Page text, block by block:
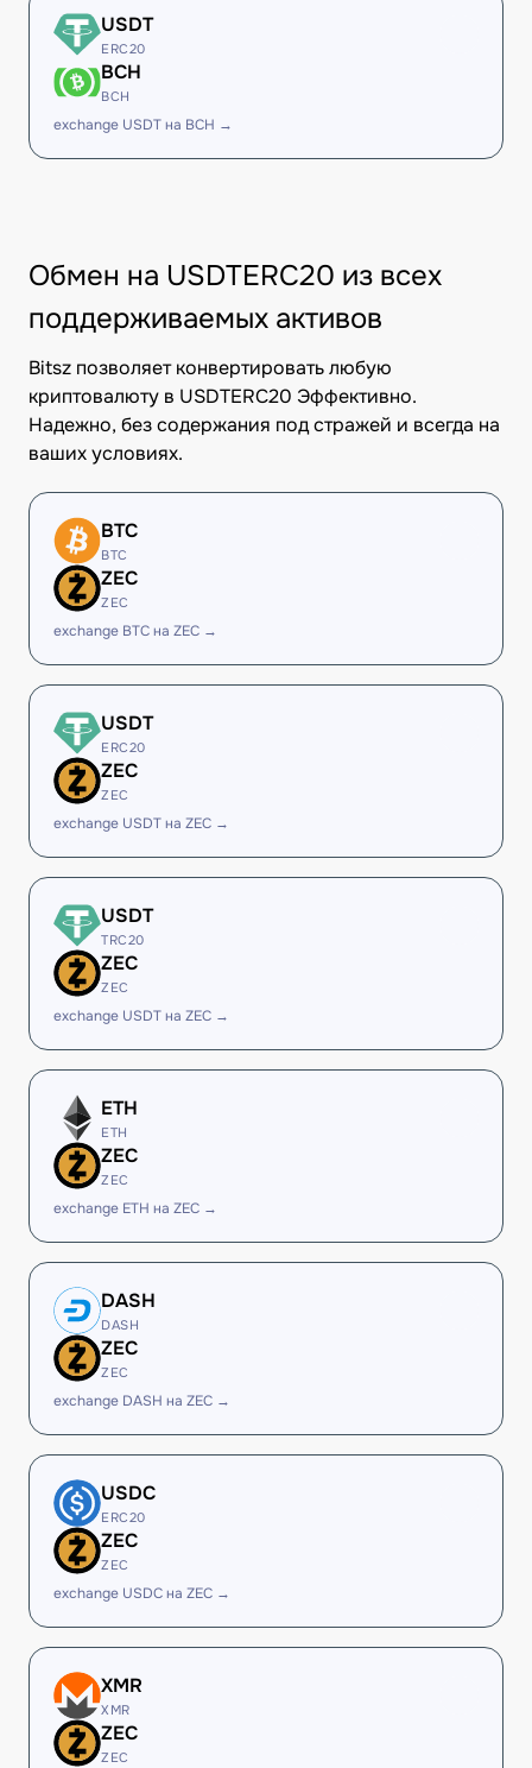
USDT
ERC20
BCH
BCH
exchange USDT на BCH →
Обмен на USDTERC20 из всех
поддерживаемых активов
Bitsz позволяет конвертировать любую
криптовалюту в USDTERC20 Эффективно.
Надежно, без содержания под стражей и всегда на
ваших условиях.
BTC
BTC
ZEC
ZEC
exchange BTC на ZEC →
USDT
ERC20
ZEC
ZEC
exchange USDT на ZEC →
USDT
TRC20
ZEC
ZEC
exchange USDT на ZEC →
ETH
ETH
ZEC
ZEC
exchange ETH на ZEC →
DASH
DASH
ZEC
ZEC
exchange DASH на ZEC →
USDC
ERC20
ZEC
ZEC
exchange USDC на ZEC →
XMR
XMR
ZEC
ZEC